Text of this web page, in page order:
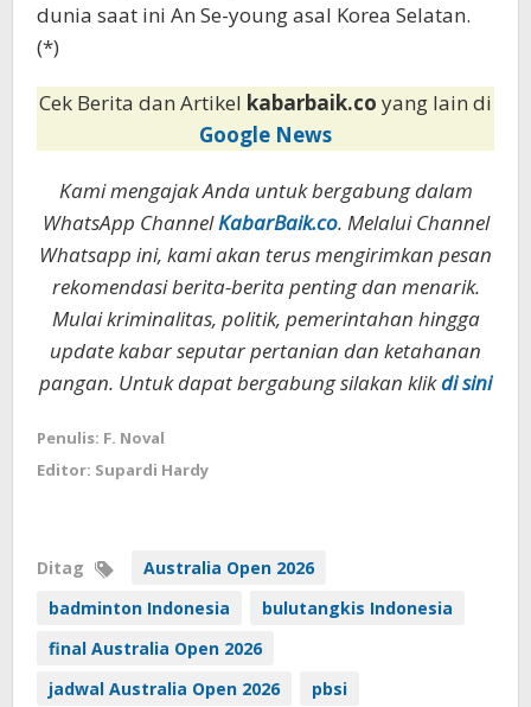
dunia saat ini An Se-young asal Korea Selatan.
(*)
Cek Berita dan Artikel kabarbaik.co yang lain di
Google News
Kami mengajak Anda untuk bergabung dalam
WhatsApp ChannelKabarBaik.co. Melalui Channel
Whatsapp ini, kami akan terus mengirimkan pesan
rekomendasi berita-berita penting dan menarik.
Mulai kriminalitas, politik, pemerintahan hingga
update kabar seputar pertanian dan ketahanan
pangan. Untuk dapat bergabung silakan klikdi sini
Penulis: F. Noval
Editor: Supardi Hardy
Ditag
Australia Open 2026
badminton Indonesia
bulutangkis Indonesia
final Australia Open 2026
jadwal Australia Open 2026
pbsi